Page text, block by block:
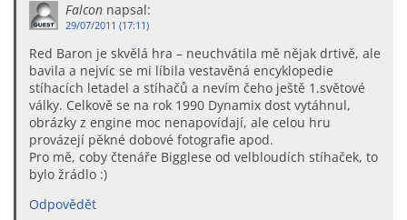
Falcon napsal:
29/07/2011 (17:11)
Red Baron je skvělá hra – neuchvátila mě nějak drtivě, ale
bavila a nejvíc se mi líbila vestavěná encyklopedie
stíhacích letadel a stíhačů a nevím čeho ještě 1.světové
války. Celkově se na rok 1990 Dynamix dost vytáhnul,
obrázky z engine moc nenapovídají, ale celou hru
provázejí pěkné dobové fotografie apod.
Pro mě, coby čtenáře Bigglese od velbloudích stíhaček, to
bylo žrádlo :)
Odpovědět